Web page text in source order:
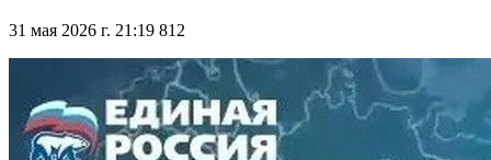
31 мая 2026 г. 21:19 812